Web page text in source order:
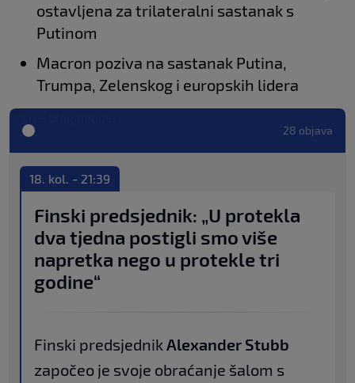
ostavljena za trilateralni sastanak s
Putinom
Macron poziva na sastanak Putina,
Trumpa, Zelenskog i europskih lidera
28 objava
18. kol. - 21:39
Finski predsjednik: „U protekla
dva tjedna postigli smo više
napretka nego u protekle tri
godine“
Finski predsjednik Alexander Stubb
započeo je svoje obraćanje šalom s